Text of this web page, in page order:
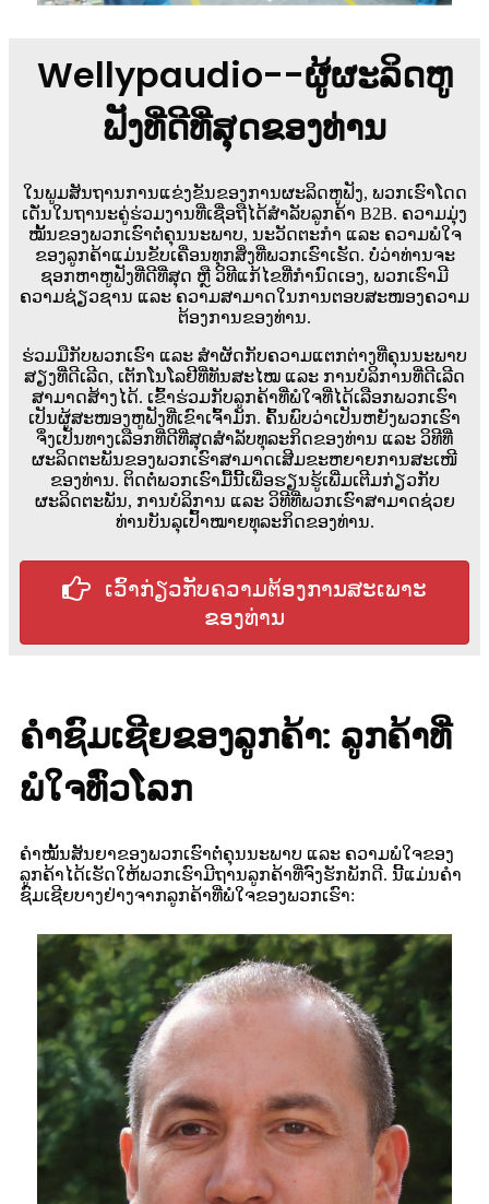
Wellypaudio--ຜູ້ຜະລິດຫູ
ຟັງທີ່ດີທີ່ສຸດຂອງທ່ານ
ໃນພູມສັນຖານການແຂ່ງຂັນຂອງການຜະລິດຫູຟັງ, ພວກເຮົາໂດດ
ເດັ່ນໃນຖານະຄູ່ຮ່ວມງານທີ່ເຊື່ອຖືໄດ້ສຳລັບລູກຄ້າ B2B. ຄວາມມຸ່ງ
ໝັ້ນຂອງພວກເຮົາຕໍ່ຄຸນນະພາບ, ນະວັດຕະກໍາ ແລະ ຄວາມພໍໃຈ
ຂອງລູກຄ້າແມ່ນຂັບເຄື່ອນທຸກສິ່ງທີ່ພວກເຮົາເຮັດ. ບໍ່ວ່າທ່ານຈະ
ຊອກຫາຫູຟັງທີ່ດີທີ່ສຸດ ຫຼື ວິທີແກ້ໄຂທີ່ກຳນົດເອງ, ພວກເຮົາມີ
ຄວາມຊ່ຽວຊານ ແລະ ຄວາມສາມາດໃນການຕອບສະໜອງຄວາມ
ຕ້ອງການຂອງທ່ານ.
ຮ່ວມມືກັບພວກເຮົາ ແລະ ສຳຜັດກັບຄວາມແຕກຕ່າງທີ່ຄຸນນະພາບ
ສຽງທີ່ດີເລີດ, ເຕັກໂນໂລຢີທີ່ທັນສະໄໝ ແລະ ການບໍລິການທີ່ດີເລີດ
ສາມາດສ້າງໄດ້. ເຂົ້າຮ່ວມກັບລູກຄ້າທີ່ພໍໃຈທີ່ໄດ້ເລືອກພວກເຮົາ
ເປັນຜູ້ສະໜອງຫູຟັງທີ່ເຂົາເຈົ້າມັກ. ຄົ້ນພົບວ່າເປັນຫຍັງພວກເຮົາ
ຈຶ່ງເປັນທາງເລືອກທີ່ດີທີ່ສຸດສຳລັບທຸລະກິດຂອງທ່ານ ແລະ ວິທີທີ່
ຜະລິດຕະພັນຂອງພວກເຮົາສາມາດເສີມຂະຫຍາຍການສະເໜີ
ຂອງທ່ານ. ຕິດຕໍ່ພວກເຮົາມື້ນີ້ເພື່ອຮຽນຮູ້ເພີ່ມເຕີມກ່ຽວກັບ
ຜະລິດຕະພັນ, ການບໍລິການ ແລະ ວິທີທີ່ພວກເຮົາສາມາດຊ່ວຍ
ທ່ານບັນລຸເປົ້າໝາຍທຸລະກິດຂອງທ່ານ.
ເວົ້າກ່ຽວກັບຄວາມຕ້ອງການສະເພາະ
ຂອງທ່ານ
ຄຳຊົມເຊີຍຂອງລູກຄ້າ: ລູກຄ້າທີ່
ພໍໃຈທົ່ວໂລກ
ຄຳໝັ້ນສັນຍາຂອງພວກເຮົາຕໍ່ຄຸນນະພາບ ແລະ ຄວາມພໍໃຈຂອງ
ລູກຄ້າໄດ້ເຮັດໃຫ້ພວກເຮົາມີຖານລູກຄ້າທີ່ຈົງຮັກພັກດີ. ນີ້ແມ່ນຄຳ
ຊົມເຊີຍບາງຢ່າງຈາກລູກຄ້າທີ່ພໍໃຈຂອງພວກເຮົາ: